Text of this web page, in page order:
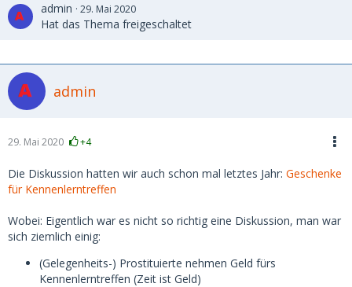
admin 29. Mai 2020
Hat das Thema freigeschaltet
admin
29. Mai 2020 +4
Die Diskussion hatten wir auch schon mal letztes Jahr: Geschenke
für Kennenlerntreffen
Wobei: Eigentlich war es nicht so richtig eine Diskussion, man war
sich ziemlich einig:
(Gelegenheits-) Prostituierte nehmen Geld fürs
Kennenlerntreffen (Zeit ist Geld)